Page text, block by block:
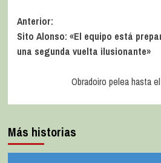
Anterior:
Sito Alonso: «El equipo está
una segunda vuelta ilusionante»
Obradoiro pelea hasta
Más historias